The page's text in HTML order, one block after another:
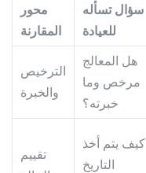
محور
المقارنة
سؤال تسأله
للعيادة
الترخيص
والخبرة
هل المعالج
مرخص وما
خبرته؟
تقييم
كيف يتم أخذ
التاريخ